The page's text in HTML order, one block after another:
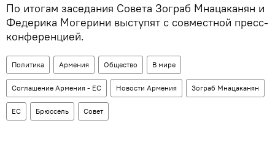
По итогам заседания Совета Зограб Мнацаканян и
Федерика Могерини выступят с совместной пресс-
конференцией.
Политика Армения Общество В мире
Соглашение Армения - ЕС Новости Армения Зограб Мнацаканян
ЕС Брюссель Совет